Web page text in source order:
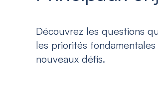
Découvrez les questions
les priorités
nouveaux défis.